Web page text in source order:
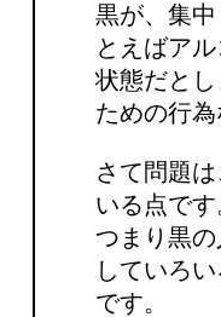
黒が、集
とえばア
状態だと
ための行
さて問題
いる点です
つまり黒
していろ
です。